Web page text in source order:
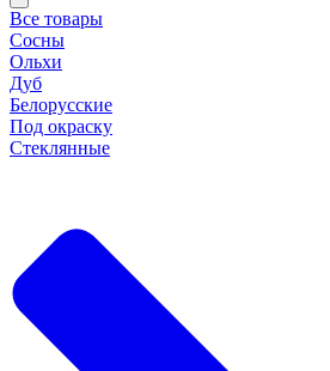
Все товары
Сосны
Ольхи
Дуб
Белорусские
Под окраску
Стеклянные